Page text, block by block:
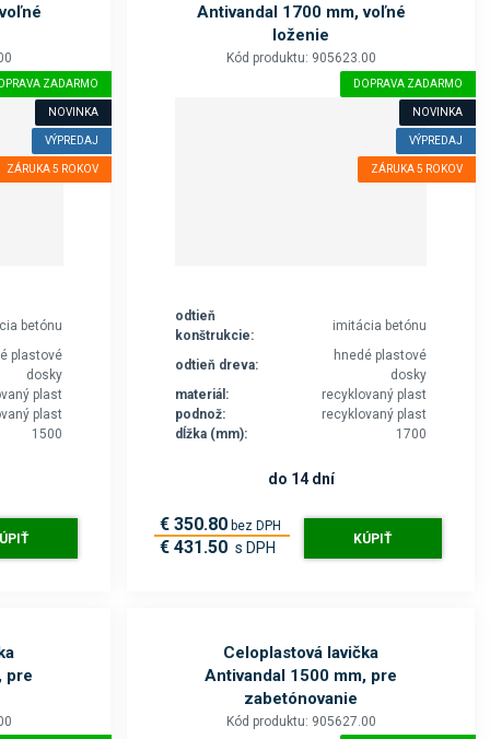
z
k
ľ
k
k
v
ý
p
ZADARMO
NOVINKA
VÝPREDAJ
ZÁRUKA 5 ROKOV
betónu
plastové
dosky
plast
plast
1500
Antivandal 1700 mm, voľné
loženie
Kód produktu: 905623.00
DOPRAVA ZADARMO
NOVINKA
VÝPREDAJ
ZÁRUKA 5 ROKOV
odtieň
konštrukcie:
imitácia betónu
odtieň dreva:
hnedé plastové
dosky
materiál:
recyklovaný plast
podnož:
recyklovaný plast
dĺžka (mm):
1700
do 14 dní
€ 350.80 bez DPH
€ 431.50 s DPH KÚPIŤ
pre
Celoplastová lavička
Antivandal 1500 mm, pre
zabetónovanie
Kód produktu: 905627.00